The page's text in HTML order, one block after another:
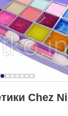
Chez